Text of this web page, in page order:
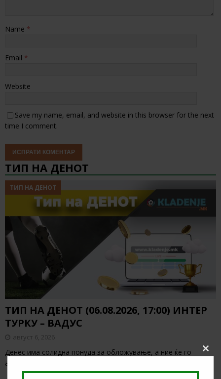
Name *
Email *
Website
Save my name, email, and website in this browser for the next
time I comment.
ТИП НА ДЕНОТ
ТИП НА ДЕНОТ
ТИП НА ДЕНОТ (06.08.2026, 17:00) ИНТЕР
ТУРКУ – ВАДУС
август 6, 2026
Денес има солидна понуда за обложување, а ние ќе го
анализираме дуелот од Конференциската лига